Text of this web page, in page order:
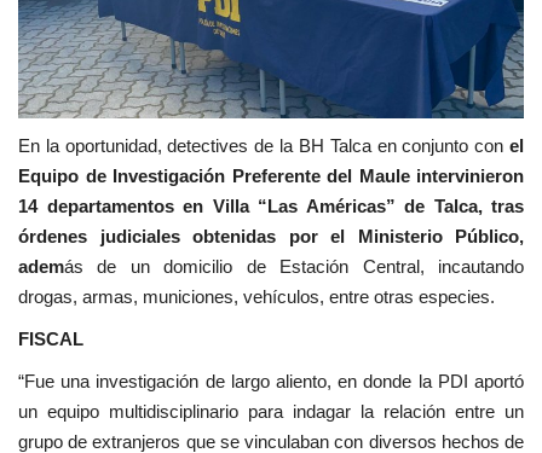
En la oportunidad, detectives de la BH Talca en conjunto con el
Equipo de Investigación Preferente del Maule intervinieron
14 departamentos en Villa “Las Américas” de Talca, tras
órdenes judiciales obtenidas por el Ministerio Público,
además de un domicilio de Estación Central, incautando
drogas, armas, municiones, vehículos, entre otras especies.
FISCAL
“Fue una investigación de largo aliento, en donde la PDI aportó
un equipo multidisciplinario para indagar la relación entre un
grupo de extranjeros que se vinculaban con diversos hechos de